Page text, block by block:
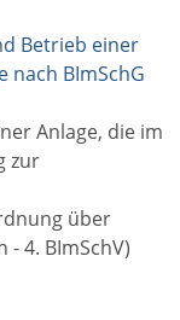
Betrieb einer
nach BImSchG
Anlage, die im
zur
über
4. BImSchV)